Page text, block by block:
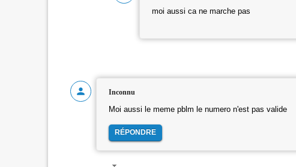
moi aussi ca ne marche pas
Inconnu
Moi aussi le meme pblm le numero n'est pas valide
RÉPONDRE